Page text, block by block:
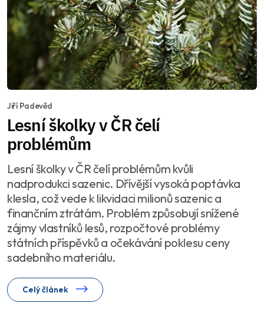
Jiří Padevěd
Lesní školky v ČR čelí
problémům
Lesní školky v ČR čelí problémům kvůli
nadprodukci sazenic. Dřívější vysoká poptávka
klesla, což vede k likvidaci milionů sazenic a
finančním ztrátám. Problém způsobují snížené
zájmy vlastníků lesů, rozpočtové problémy
státních příspěvků a očekávání poklesu ceny
sadebního materiálu.
Celý článek